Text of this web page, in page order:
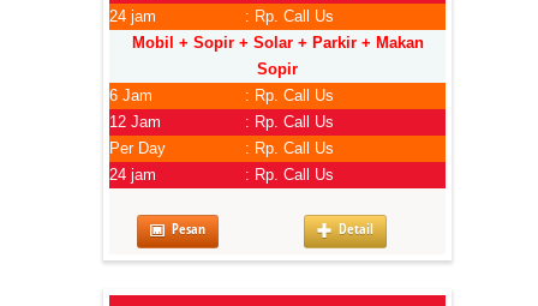
24 jam
: Rp. Call Us
Mobil + Sopir + Solar + Parkir + Makan
Sopir
6 Jam
: Rp. Call Us
12 Jam
: Rp. Call Us
Per Day
: Rp. Call Us
24 jam
: Rp. Call Us
Pesan Detail